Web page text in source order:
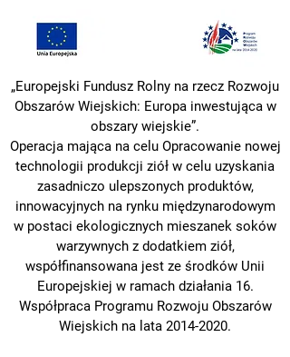
„Europejski Fundusz Rolny na rzecz Rozwoju
Obszarów Wiejskich: Europa inwestująca w
obszary wiejskie”.
Operacja mająca na celu Opracowanie nowej
technologii produkcji ziół w celu uzyskania
zasadniczo ulepszonych produktów,
innowacyjnych na rynku międzynarodowym
w postaci ekologicznych mieszanek soków
warzywnych z dodatkiem ziół,
współfinansowana jest ze środków Unii
Europejskiej w ramach działania 16.
Współpraca Programu Rozwoju Obszarów
Wiejskich na lata 2014-2020.